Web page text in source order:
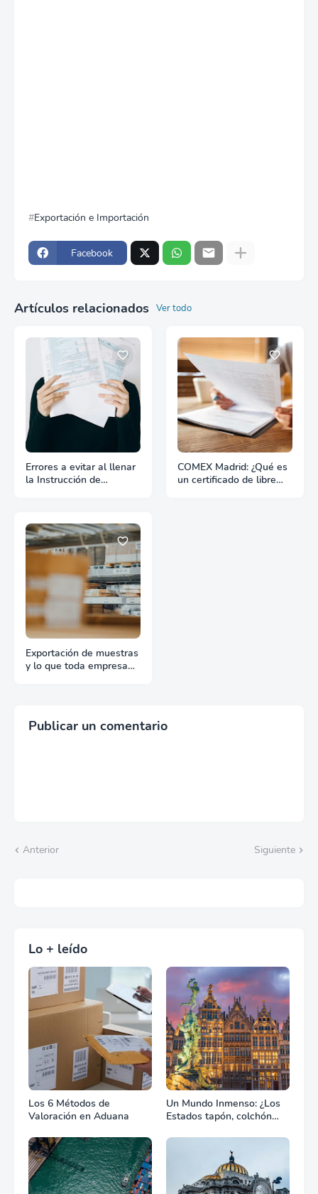
Exportación e Importación
Facebook
Artículos relacionados Ver todo
Errores a evitar al llenar
la Instrucción de
COMEX Madrid: ¿Qué es
un certificado de libre
Exportación de muestras
y lo que toda empresa
Publicar un comentario
Anterior Siguiente
Lo + leído
Los 6 Métodos de
Valoración en Aduana
Un Mundo Inmenso: ¿Los
Estados tapón, colchón
combate?